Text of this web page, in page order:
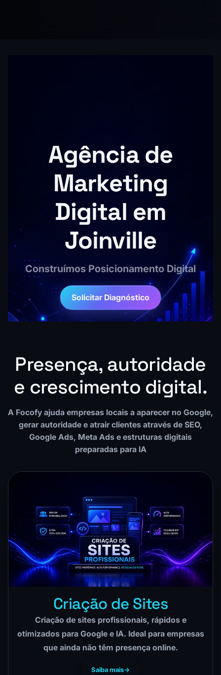
Agência de
Marketing
Digital em
Joinville
Construímos Posicionamento Digital
Solicitar Diagnóstico
Presença, autoridade
e crescimento digital.
A Focofy ajuda empresas locais a aparecer no Google,
gerar autoridade e atrair clientes através de SEO,
Google Ads, Meta Ads e estruturas digitais
preparadas para IA
Criação de Sites
Criação de sites profissionais, rápidos e
otimizados para Google e IA. Ideal para empresas
que ainda não têm presença online.
Saiba mais